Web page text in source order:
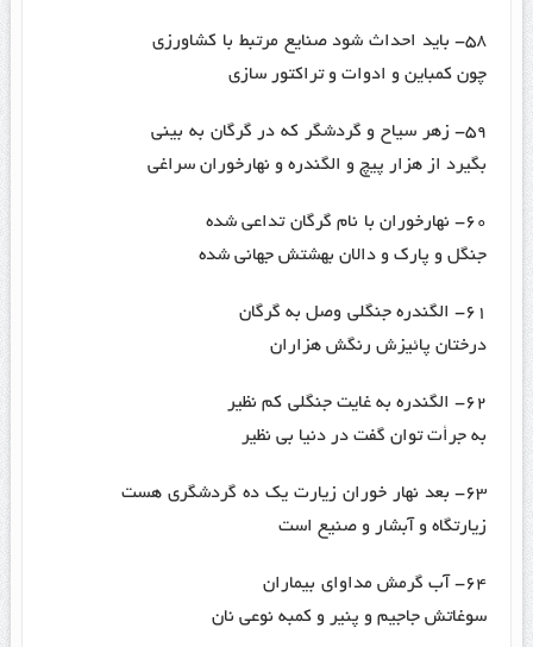
۵۸- باید احداث شود صنایع مرتبط با کشاورزی
چون کمباین و ادوات و تراکتور سازی
۵۹- زهر سیاح و گردشگر که در گرگان به بینی
بگیرد از هزار پیچ و الگندره و نهارخوران سراغی
۶۰- نهارخوران با نام گرگان تداعی شده
جنگل و پارک و دالان بهشتش جهانی شده
۶۱- الگندره جنگلی وصل به گرگان
درختان پائیزش رنگش هزاران
۶۲- الگندره به غایت جنگلی کم نظیر
به جرأت توان گفت در دنیا بی نظیر
۶۳- بعد نهار خوران زیارت یک ده گردشگری هست
زیارتگاه و آبشار و صنیع است
۶۴- آب گرمش مداوای بیماران
سوغاتش جاجیم و پنیر و کمبه نوعی نان